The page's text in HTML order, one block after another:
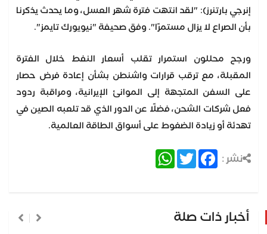
إنرجي بارتنرز): "لقد انتهت فترة شهر العسل، وما يحدث يذكرنا
بأن الصراع لا يزال مستمرًا". وفق صحيفة "نيويورك تايمز".
ورجح محللون استمرار تقلب أسعار النفط خلال الفترة
المقبلة، مع ترقب قرارات واشنطن بشأن إعادة فرض حصار
على السفن المتجهة إلى الموانئ الإيرانية، ومراقبة ردود
فعل شركات الشحن، فضلًا عن الدور الذي قد تلعبه الصين في
تهدئة أو زيادة الضغوط على أسواق الطاقة العالمية.
نشر : Facebook
Twitter
WhatsApp
أخبار ذات صلة